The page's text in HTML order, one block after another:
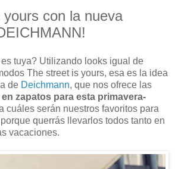
yours con la nueva
tuya? Utilizando looks igual de
The street is yours, esa es la idea
de Deichmann, que nos ofrece las
zapatos para esta primavera-
cuáles serán nuestros favoritos para
querrás llevarlos todos tanto en
vacaciones.